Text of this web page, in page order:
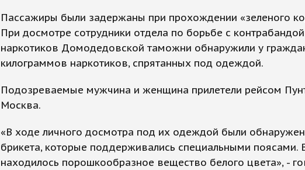
Пассажиры были задержаны при прохождении «зеленого
При досмотре сотрудники отдела по борьбе с контрабандой
наркотиков Домодедовской таможни обнаружили у
килограммов наркотиков, спрятанных под одеждой.
Подозреваемые мужчина и женщина прилетели рейсом
Москва.
«В ходе личного досмотра под их одеждой были
брикета, которые поддерживались специальными поясами.
находилось порошкообразное вещество белого цвета», -